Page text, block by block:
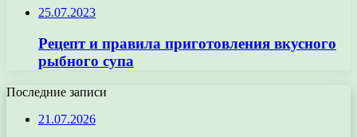
25.07.2023
Рецепт и правила приготовления вкусного
рыбного супа
Последние записи
21.07.2026